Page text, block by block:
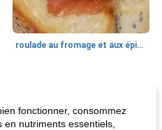
roulade au fromage et aux épinards
fonctionner, consommez
nutriments essentiels,